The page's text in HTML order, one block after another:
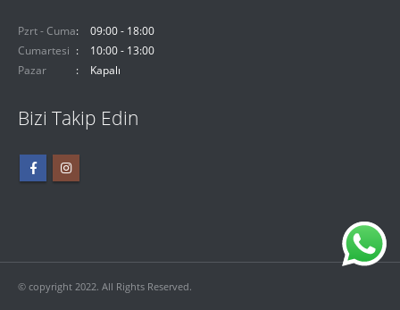
Pzrt - Cuma
09:00 - 18:00
Cumartesi
10:00 - 13:00
Pazar
Kapalı
Bizi Takip Edin
© copyright 2022. All Rights Reserved.